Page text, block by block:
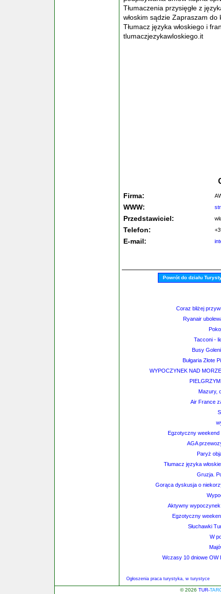
Tłumaczenia przysięgłe z
włoskim sądzie Zapraszam do
Tłumacz języka włoskiego i
tlumaczjezykawloskiego.it
Firma:
WWW:
Przedstawiciel:
Telefon:
E-mail:
Powrót do działu
Coraz bliżej
Ryanair
Tacconi -
Busy
Bułgaria Złote
WYPOCZYNEK NAD
Mazury,
Air France
Egzotyczny weekend
AGA
Paryż
Tłumacz języka
Gruzja.
Gorąca dyskusja o
Aktywny
Egzotyczny
Słuchawki
W
Wczasy 10 dniowe OW
Ogłoszenia praca turystyka, w turystyce
© 2026 TUR-